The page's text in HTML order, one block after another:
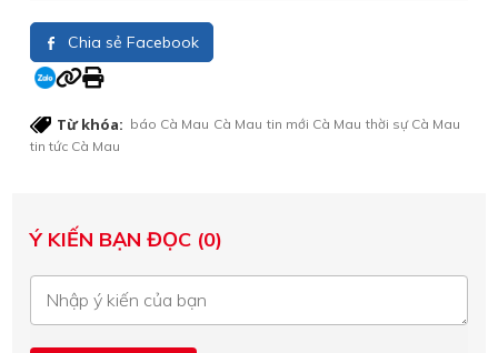
Chia sẻ Facebook
Từ khóa: báo Cà Mau Cà Mau tin mới Cà Mau thời sự Cà Mau
tin tức Cà Mau
Ý KIẾN BẠN ĐỌC (0)